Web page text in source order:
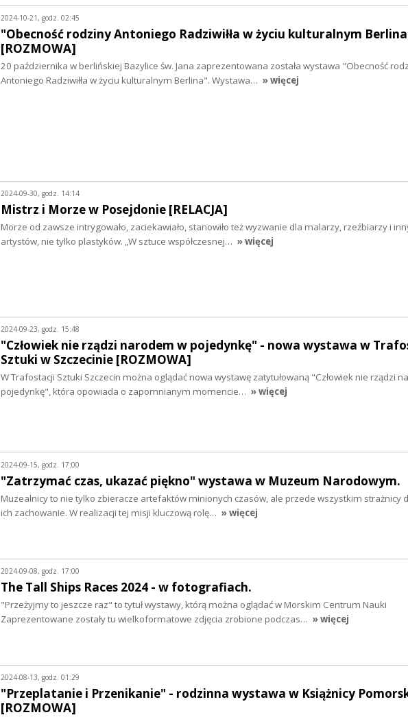
2024-10-21, godz. 02:45
"Obecność rodziny Antoniego Radziwiłła w życiu kulturalnym
[ROZMOWA]
20 października w berlińskiej Bazylice św. Jana zaprezentowana została wystawa "Obecność
Antoniego Radziwiłła w życiu kulturalnym Berlina". Wystawa… » więcej
2024-09-30, godz. 14:14
Mistrz i Morze w Posejdonie [RELACJA]
Morze od zawsze intrygowało, zaciekawiało, stanowiło też wyzwanie dla malarzy, rzeźbiarzy i
artystów, nie tylko plastyków. „W sztuce współczesnej… » więcej
2024-09-23, godz. 15:48
"Człowiek nie rządzi narodem w pojedynkę" - nowa wystawa w
Sztuki w Szczecinie [ROZMOWA]
W Trafostacji Sztuki Szczecin można oglądać nowa wystawę zatytułowaną "Człowiek nie rządzi
pojedynkę", która opowiada o zapomnianym momencie… » więcej
2024-09-15, godz. 17:00
"Zatrzymać czas, ukazać piękno" wystawa w Muzeum Narodowym.
Muzealnicy to nie tylko zbieracze artefaktów minionych czasów, ale przede wszystkim strażnicy
ich zachowanie. W realizacji tej misji kluczową rolę… » więcej
2024-09-08, godz. 17:00
The Tall Ships Races 2024 - w fotografiach.
"Przeżyjmy to jeszcze raz" to tytuł wystawy, którą można oglądać w Morskim Centrum Nauki
Zaprezentowane zostały tu wielkoformatowe zdjęcia zrobione podczas… » więcej
2024-08-13, godz. 01:29
"Przeplatanie i Przenikanie" - rodzinna wystawa w Książnicy
[ROZMOWA]